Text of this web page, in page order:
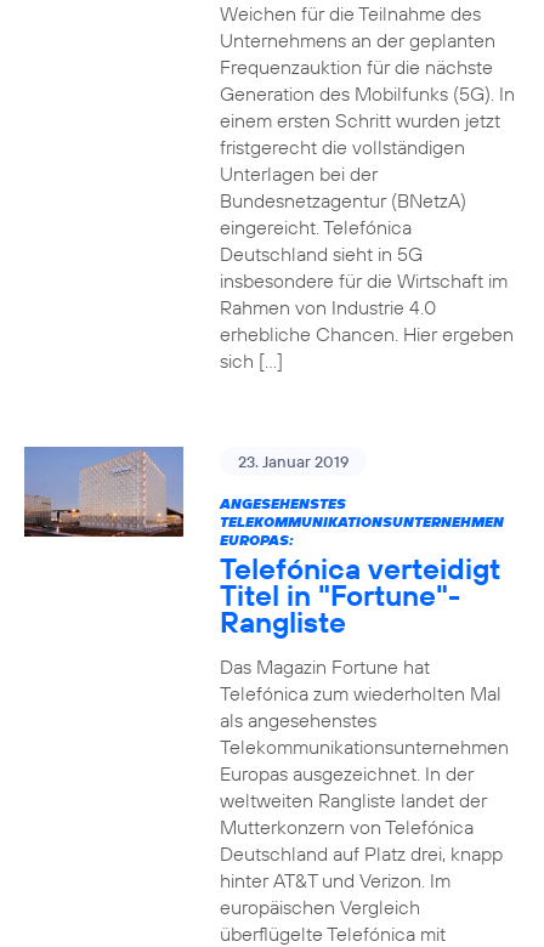
Weichen für die Teilnahme des
Unternehmens an der geplanten
Frequenzauktion für die nächste
Generation des Mobilfunks (5G). In
einem ersten Schritt wurden jetzt
fristgerecht die vollständigen
Unterlagen bei der
Bundesnetzagentur (BNetzA)
eingereicht. Telefónica
Deutschland sieht in 5G
insbesondere für die Wirtschaft im
Rahmen von Industrie 4.0
erhebliche Chancen. Hier ergeben
sich […]
23. Januar 2019
ANGESEHENSTES
TELEKOMMUNIKATIONSUNTERNEHMEN
EUROPAS:
Telefónica verteidigt
Titel in "Fortune"-
Rangliste
Das Magazin Fortune hat
Telefónica zum wiederholten Mal
als angesehenstes
Telekommunikationsunternehmen
Europas ausgezeichnet. In der
weltweiten Rangliste landet der
Mutterkonzern von Telefónica
Deutschland auf Platz drei, knapp
hinter AT&T und Verizon. Im
europäischen Vergleich
überflügelte Telefónica mit